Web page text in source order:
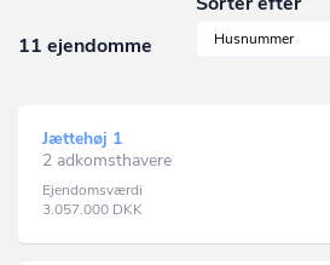
11 ejendomme Husnummer
Jættehøj 1
2 adkomsthavere
Ejendomsværdi
3.057.000 DKK